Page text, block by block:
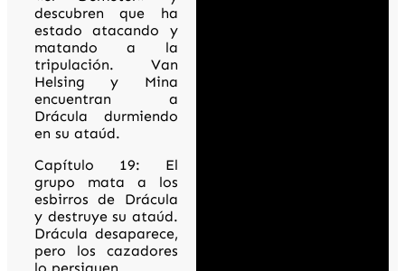
descubren que ha
estado atacando y
matando a la
tripulación. Van
Helsing y Mina
encuentran a
Drácula durmiendo
en su ataúd.
Capítulo 19: El
grupo mata a los
esbirros de Drácula
y destruye su ataúd.
Drácula desaparece,
pero los cazadores